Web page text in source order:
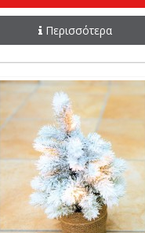
Περισσότερα